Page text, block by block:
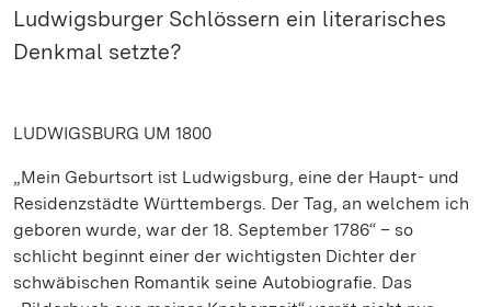
Ludwigsburger Schlössern ein literarisches
Denkmal setzte?
LUDWIGSBURG UM 1800
„Mein Geburtsort ist Ludwigsburg, eine der Haupt- und
Residenzstädte Württembergs. Der Tag, an welchem ich
geboren wurde, war der 18. September 1786“ – so
schlicht beginnt einer der wichtigsten Dichter der
schwäbischen Romantik seine Autobiografie. Das